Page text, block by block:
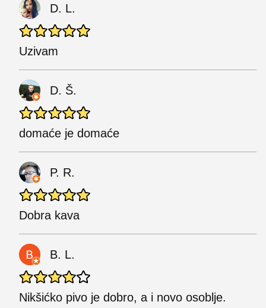
D. L.
Uzivam
D. Š.
domaće je domaće
P. R.
Dobra kava
B. L.
Nikšićko pivo je dobro, a i novo osoblje.